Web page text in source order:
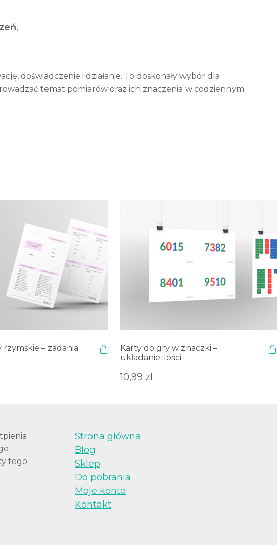
,
doświadczenie i działanie. To doskonały wybór dla
temat pomiarów oraz ich znaczenia w codziennym
rzymskie – zadania
Karty do gry w znaczki –
układanie ilości
10,99 zł
tego
Strona główna
Blog
Sklep
Do pobrania
Moje konto
Kontakt